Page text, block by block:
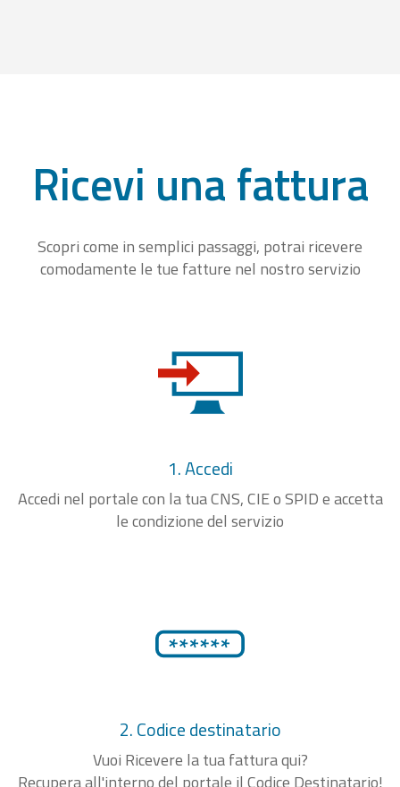
Ricevi una fattura
Scopri come in semplici passaggi, potrai ricevere
comodamente le tue fatture nel nostro servizio
1. Accedi
Accedi nel portale con la tua CNS, CIE o SPID e accetta
le condizione del servizio
2. Codice destinatario
Vuoi Ricevere la tua fattura qui?
Recupera all'interno del portale il Codice Destinatario!